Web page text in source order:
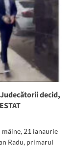
decid,
21 ianaurie
Radu, primarul